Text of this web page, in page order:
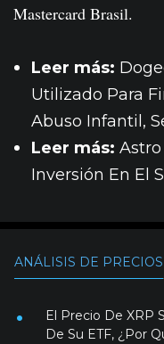
Mastercard Brasil.
Leer más:
Utilizado Para
Abuso Infantil,
Leer más: Astro
Inversión En El
ANÁLISIS DE PRECIOS
El Precio De XRP
De Su ETF, ¿Por